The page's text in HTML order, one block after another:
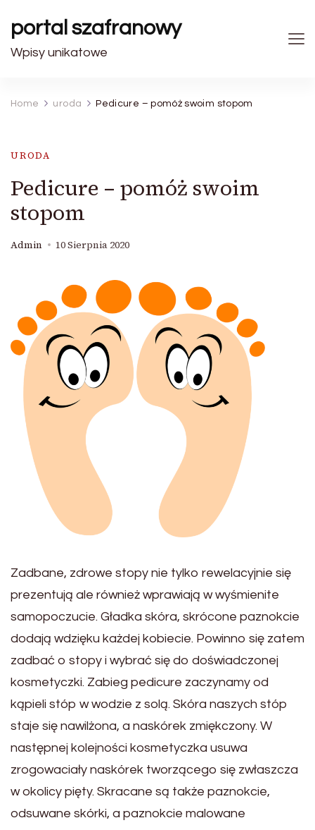
portal szafranowy
Wpisy unikatowe
Home uroda Pedicure – pomóż swoim stopom
URODA
Pedicure – pomóż swoim
stopom
Admin 10 Sierpnia 2020
Zadbane, zdrowe stopy nie tylko rewelacyjnie się
prezentują ale również wprawiają w wyśmienite
samopoczucie. Gładka skóra, skrócone paznokcie
dodają wdzięku każdej kobiecie. Powinno się zatem
zadbać o stopy i wybrać się do doświadczonej
kosmetyczki. Zabieg pedicure zaczynamy od
kąpieli stóp w wodzie z solą. Skóra naszych stóp
staje się nawilżona, a naskórek zmiękczony. W
następnej kolejności kosmetyczka usuwa
zrogowaciały naskórek tworzącego się zwłaszcza
w okolicy pięty. Skracane są także paznokcie,
odsuwane skórki, a paznokcie malowane